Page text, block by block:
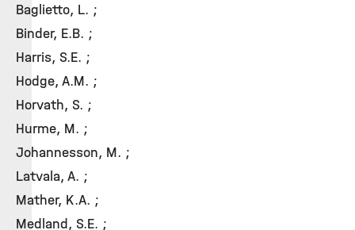
Baglietto, L. ;
Binder, E.B. ;
Harris, S.E. ;
Hodge, A.M. ;
Horvath, S. ;
Hurme, M. ;
Johannesson, M. ;
Latvala, A. ;
Mather, K.A. ;
Medland, S.E. ;